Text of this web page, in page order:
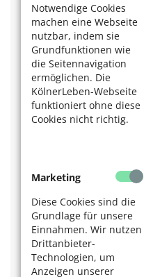
Notwendige Cookies
machen eine Webseite
nutzbar, indem sie
Grundfunktionen wie
die Seitennavigation
ermöglichen. Die
KölnerLeben-Webseite
funktioniert ohne diese
Cookies nicht richtig.
Marketing
Diese Cookies sind die
Grundlage für unsere
Einnahmen. Wir nutzen
Drittanbieter-
Technologien, um
Anzeigen unserer
Wie wird man
Naturschutzwartin in
Wenden Sie sich an das
Verbraucherschutzamt.
Regelmäßige Gesuche:
Keine besonderen
erwünscht sind Orts- und
Kontakt: Umwelt- und
Naturschutzbehörde,
Laura Christ, Tel. 0221 /
E-Mail: laura.christ@stadt-
Meldungen von wildem
unter 0221 / 922 22 22
wildermuell@awbkoeln.de
uns.stadt-koeln.de.